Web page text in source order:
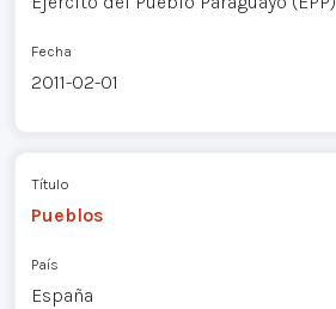
Fecha
2011-02-01
Título
Pueblos
País
España